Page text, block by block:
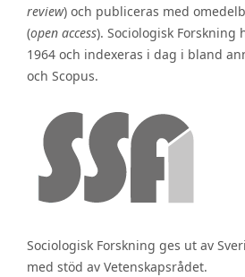
review) och publiceras med
(open access). Sociologisk Forskning
1964 och indexeras i dag i bland
och Scopus.
Sociologisk Forskning ges ut av
med stöd av Vetenskapsrådet.